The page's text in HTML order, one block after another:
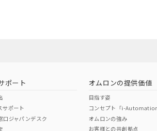
ポート
サポート
口ジャパンデスク
オムロンの提供価値
目指す姿
コンセプト「i-
オムロンの強み
お客様との共創拠点